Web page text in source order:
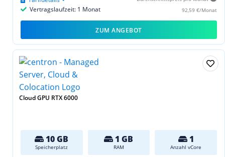
92,59 €/Monat
Vertragslaufzeit: 1 Monat
ZUM ANGEBOT
Cloud GPU RTX 6000
10 GB
Speicherplatz
1 GB
RAM
1
Anzahl vCore